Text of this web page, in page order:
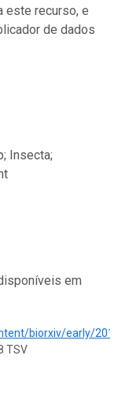
este recurso, e
de dados
Insecta;
em
biorxiv/early/
TSV